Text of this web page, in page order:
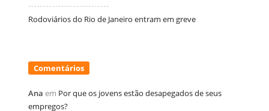
Rodoviários do Rio de Janeiro entram em greve
Comentários
Ana em Por que os jovens estão desapegados de seus
empregos?